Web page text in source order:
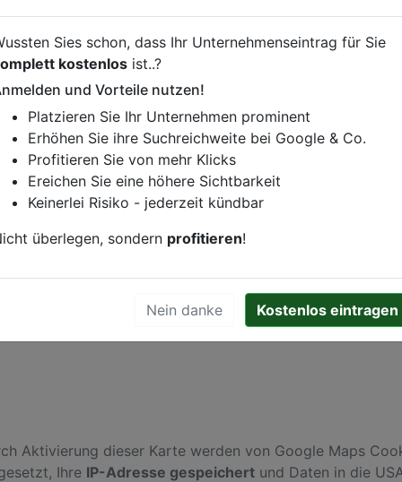
Essen online beiChicken & More bestellen
vornehmen, klicken Sie den folgenden Link.
oder andere relevante Informationen hinzufügen?
Gerne erweitern wir Ihren Firmeneintrag um
Ihren Wettbewerbern abheben.
Aktivierung dieser Karte werden von Google Maps
Ihre IP-Adresse gespeichert und Daten in die
Sies schon, dass Ihr Unternehmenseintrag für Sie
kostenlos ist..?
und Vorteile nutzen!
Platzieren Sie Ihr Unternehmen prominent
Erhöhen Sie ihre Suchreichweite bei Google & Co.
Profitieren Sie von mehr Klicks
Ereichen Sie eine höhere Sichtbarkeit
Keinerlei Risiko - jederzeit kündbar
überlegen, sondern profitieren!
Nein danke Kostenlos eintragen